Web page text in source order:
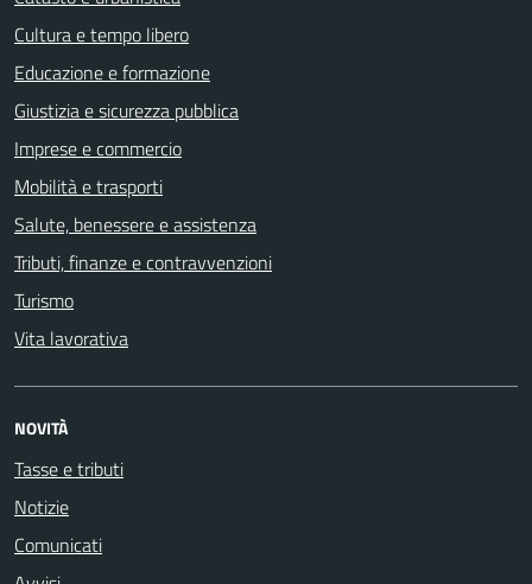
Cultura e tempo libero
Educazione e formazione
Giustizia e sicurezza pubblica
Imprese e commercio
Mobilità e trasporti
Salute, benessere e assistenza
Tributi, finanze e contravvenzioni
Turismo
Vita lavorativa
NOVITÀ
Tasse e tributi
Notizie
Comunicati